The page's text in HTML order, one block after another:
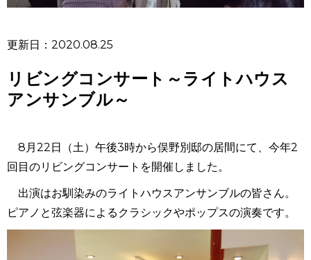
更新日：2020.08.25
リビングコンサート～ライトハウス
アンサンブル～
8月22日（土）午後3時から俣野別邸の居間にて、今年2
回目のリビングコンサートを開催しました。
出演はお馴染みのライトハウスアンサンブルの皆さん。
ピアノと弦楽器によるクラシックやポップスの演奏です。